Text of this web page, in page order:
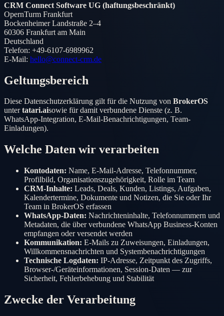
CRM Connect Software UG (haftungsbeschränkt)
OpernTurm Frankfurt
Bockenheimer Landstraße 2–4
60306 Frankfurt am Main
Deutschland
Telefon: +49-6107-6989962
E-Mail: hello@connect-crm.de
Geltungsbereich
Diese Datenschutzerklärung gilt für die Nutzung von BrokerOS
unter tatari.aisowie für damit verbundene Dienste (z. B.
WhatsApp-Integration, E-Mail-Benachrichtigungen, Team-
Einladungen).
Welche Daten wir verarbeiten
Kontodaten: Name, E-Mail-Adresse, Telefonnummer,
Profilbild, Organisationszugehörigkeit, Rolle im Team
CRM-Inhalte: Leads, Deals, Kunden, Listings, Aufgaben,
Kalendertermine, Dokumente und Notizen, die Sie oder Ihr
Team in BrokerOS erfassen
WhatsApp-Daten: Nachrichteninhalte, Telefonnummern und
Metadaten, die über verbundene WhatsApp Business-Konten
empfangen oder versendet werden
Kommunikation: E-Mails zu Zuweisungen, Einladungen,
Willkommensnachrichten und Systembenachrichtigungen
Technische Logdaten: IP-Adresse, Zeitpunkt des Zugriffs,
Browser-/Geräteinformationen, Session-Daten — zur
Sicherheit, Fehlerbehebung und Stabilität
Zwecke der Verarbeitung